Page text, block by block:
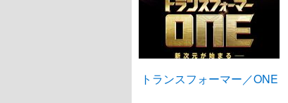
トランスフォーマー／ONE